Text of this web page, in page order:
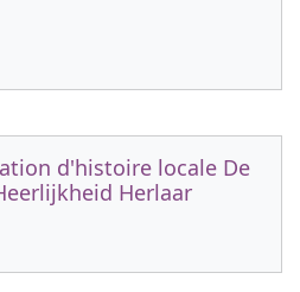
d'histoire locale De
Herlaar